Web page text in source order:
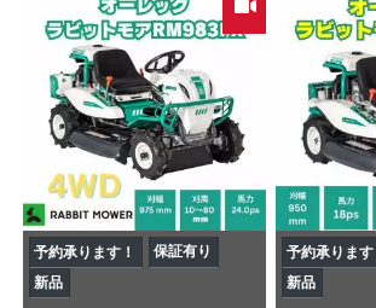
予約承ります！
保証有り
新品
予約承ります
新品